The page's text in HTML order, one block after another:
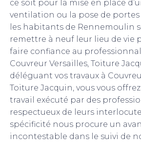
ce soit pour la mise en place
ventilation ou la pose de portes
les habitants de Rennemoulin
remettre à neuf leur lieu de vie
faire confiance au
Couvreur Versailles, Toiture
déléguant vos travaux à
Toiture Jacquin, vous vous
travail exécuté par des
respectueux de leurs
spécificité nous procure un
incontestable dans le suivi de